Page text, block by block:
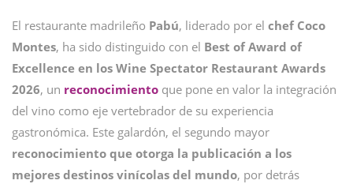
El restaurante madrileño Pabú, liderado por el chef Coco
Montes, ha sido distinguido con el Best of Award of
Excellence en los Wine Spectator Restaurant Awards
2026, un reconocimiento que pone en valor la integración
del vino como eje vertebrador de su experiencia
gastronómica. Este galardón, el segundo mayor
reconocimiento que otorga la publicación a los
mejores destinos vinícolas del mundo, por detrás